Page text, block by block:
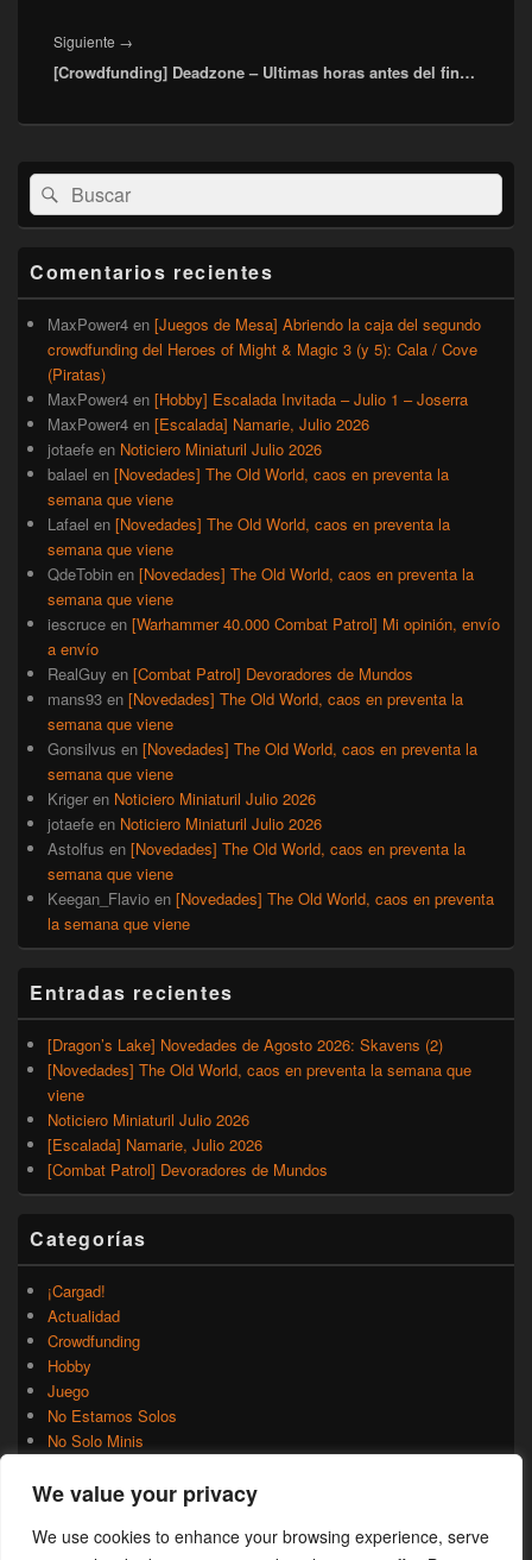
We value your privacy
We use cookies to enhance your browsing experience, serve
Siguiente →
siguiente:
[Crowdfunding] Deadzone – Ultimas horas antes del fin…
El
área
de
lateral
primaria
Buscar
por:
Buscar
Comentarios recientes
MaxPower4 en [Juegos de Mesa] Abriendo la caja del segundo
crowdfunding del Heroes of Might & Magic 3 (y 5): Cala / Cove
(Piratas)
MaxPower4 en [Hobby] Escalada Invitada – Julio 1 – Joserra
MaxPower4 en [Escalada] Namarie, Julio 2026
jotaefe en Noticiero Miniaturil Julio 2026
balael en [Novedades] The Old World, caos en preventa la
semana que viene
Lafael en [Novedades] The Old World, caos en preventa la
semana que viene
QdeTobin en [Novedades] The Old World, caos en preventa la
semana que viene
iescruce en [Warhammer 40.000 Combat Patrol] Mi opinión, envío
a envío
RealGuy en [Combat Patrol] Devoradores de Mundos
mans93 en [Novedades] The Old World, caos en preventa la
semana que viene
Gonsilvus en [Novedades] The Old World, caos en preventa la
semana que viene
Kriger en Noticiero Miniaturil Julio 2026
jotaefe en Noticiero Miniaturil Julio 2026
Astolfus en [Novedades] The Old World, caos en preventa la
semana que viene
Keegan_Flavio en [Novedades] The Old World, caos en preventa
la semana que viene
Entradas recientes
[Dragon’s Lake] Novedades de Agosto 2026: Skavens (2)
[Novedades] The Old World, caos en preventa la semana que
viene
Noticiero Miniaturil Julio 2026
[Escalada] Namarie, Julio 2026
[Combat Patrol] Devoradores de Mundos
Categorías
¡Cargad!
Actualidad
Crowdfunding
Hobby
Juego
No Estamos Solos
No Solo Minis
Rumores
Uncategorized